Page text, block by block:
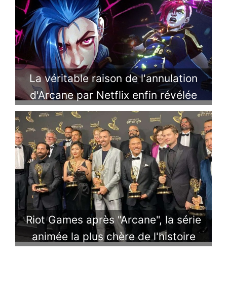
La véritable raison de l'annulation
d'Arcane par Netflix enfin révélée
Riot Games après "Arcane", la série
animée la plus chère de l'histoire